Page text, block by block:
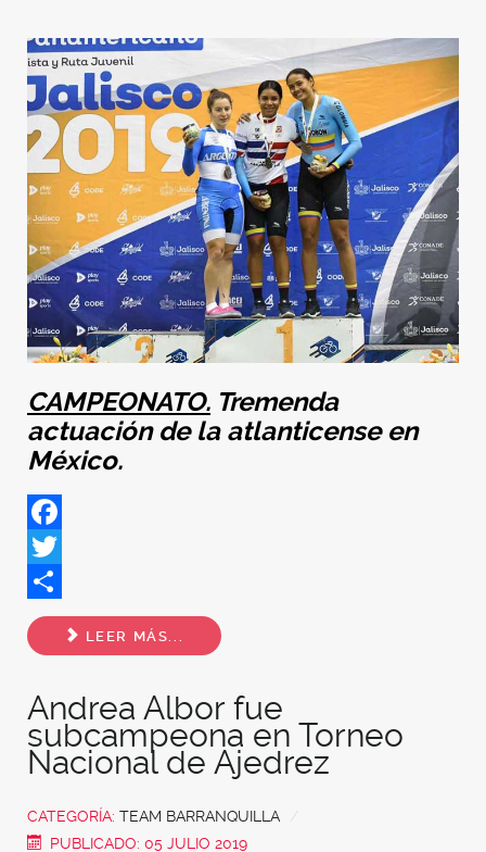
CAMPEONATO. Tremenda
actuación de la atlanticense en
México.
Facebook
Twitter
Share
LEER MÁS...
Andrea Albor fue
subcampeona en Torneo
Nacional de Ajedrez
CATEGORÍA: TEAM BARRANQUILLA
PUBLICADO: 05 JULIO 2019